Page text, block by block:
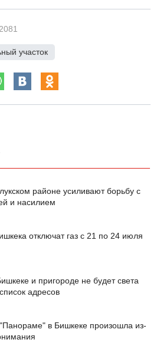
участок
районе усиливают борьбу с
и насилием
отключат газ с 21 по 24 июля
и пригороде не будет света
адресов
в Бишкеке произошла из-